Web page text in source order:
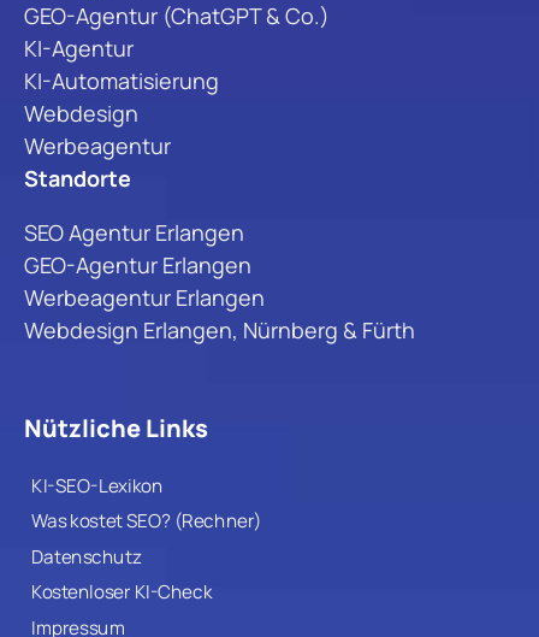
GEO-Agentur (ChatGPT & Co.)
KI-Agentur
KI-Automatisierung
Webdesign
Werbeagentur
Standorte
SEO Agentur Erlangen
GEO-Agentur Erlangen
Werbeagentur Erlangen
Webdesign Erlangen, Nürnberg & Fürth
Nützliche Links
KI-SEO-Lexikon
Was kostet SEO? (Rechner)
Datenschutz
Kostenloser KI-Check
Impressum